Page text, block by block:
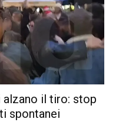
il tiro: stop
spontanei